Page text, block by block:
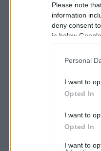
Please note
information
deny consent
in below
Personal
I want to
Opted In
I want to
Opted In
I want to